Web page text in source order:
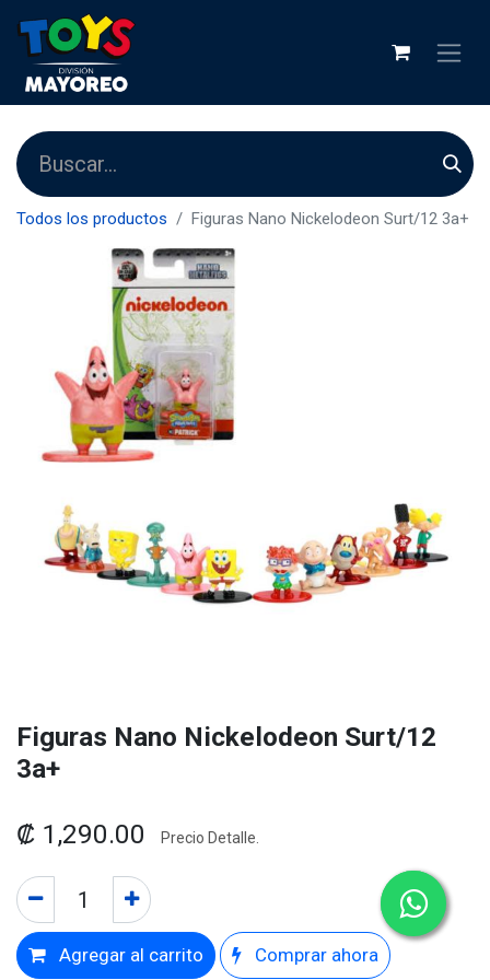
Todos los productos Figuras Nano Nickelodeon Surt/12 3a+
Figuras Nano Nickelodeon Surt/12
3a+
₡ 1,290.00 Precio Detalle.
Agregar al carrito Comprar ahora